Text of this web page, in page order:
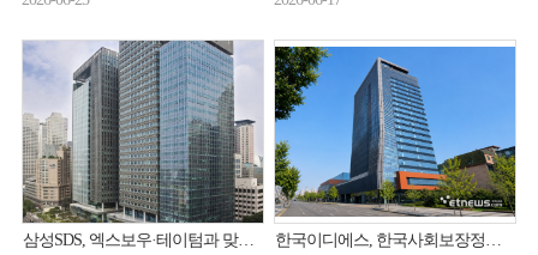
삼성SDS, 엑스보우·테이텀과 맞손…AI·클라우드 보안 강화
한국이디에스, 한국사회보장정보원 '2026년 사회보장정보시스템 서비스 확대 및 기능개선 사업' 수주 … 공공 복지 디지털플랫폼 사업 확대